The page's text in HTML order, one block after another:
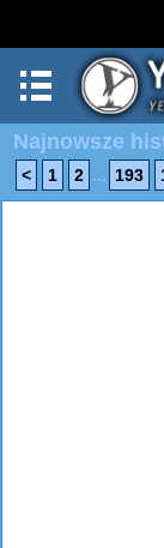
Najnowsze
< 1 2 ... 193